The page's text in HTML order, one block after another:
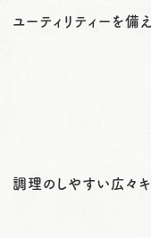
ユーティリティーを備
調理のしやすい広々